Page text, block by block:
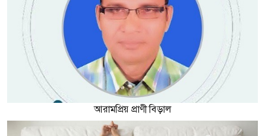
আরামপ্রিয় প্রাণী বিড়াল